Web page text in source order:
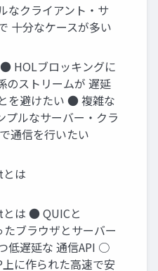
なクライアント・サ
十分なケースが多い
HOLブロッキングに
のストリームが 遅延
を避けたい ● 複雑な
プルなサーバー・クラ
通信を行いたい
は
は ● QUICと
ブラウザとサーバー
低遅延な 通信API ○
に作られた高速で安